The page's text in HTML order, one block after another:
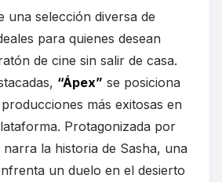
una selección diversa de
para quienes desean
de cine sin salir de casa.
“Ápex” se posiciona
más exitosas en
Protagonizada por
la historia de Sasha, una
un duelo en el desierto